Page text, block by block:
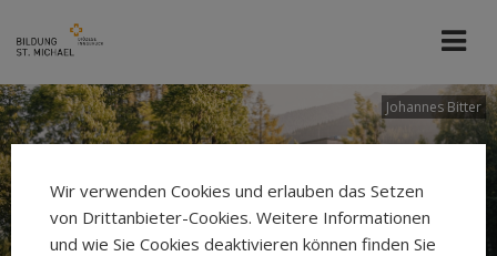
Johannes Bitter
Wir verwenden Cookies und erlauben das Setzen
von Drittanbieter-Cookies. Weitere Informationen
und wie Sie Cookies deaktivieren können finden Sie